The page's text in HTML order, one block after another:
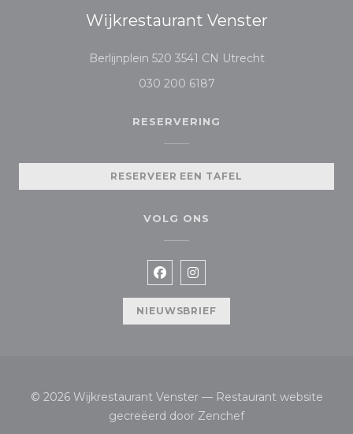
Wijkrestaurant Venster
Berlijnplein 520 3541 CN Utrecht((opent in een
030 200 6187
RESERVERING
RESERVEER EEN TAFEL
VOLG ONS
Facebook ((opent in een
Instagram ((opent in een
NIEUWSBRIEF
© 2026 Wijkrestaurant Venster — Restaurant website
gecreëerd door Zenchef((opent in een